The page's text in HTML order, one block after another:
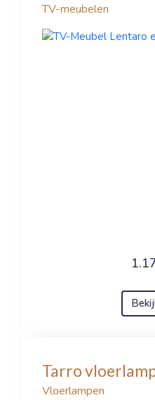
TV-meubelen
Tarro
Vloerlampen